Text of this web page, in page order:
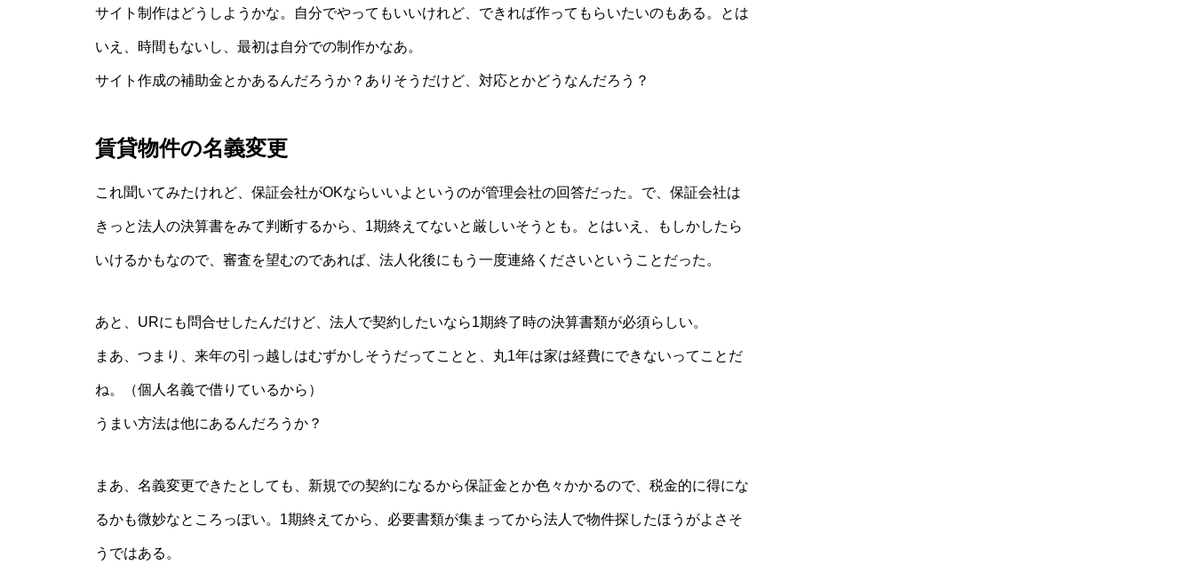
サイト制作はどうしようかな。自分でやってもいいけれど、できれば作ってもらいたいのもある。とは
いえ、時間もないし、最初は自分での制作かなあ。
サイト作成の補助金とかあるんだろうか？ありそうだけど、対応とかどうなんだろう？
賃貸物件の名義変更
これ聞いてみたけれど、保証会社がOKならいいよというのが管理会社の回答だった。で、保証会社は
きっと法人の決算書をみて判断するから、1期終えてないと厳しいそうとも。とはいえ、もしかしたら
いけるかもなので、審査を望むのであれば、法人化後にもう一度連絡くださいということだった。
あと、URにも問合せしたんだけど、法人で契約したいなら1期終了時の決算書類が必須らしい。
まあ、つまり、来年の引っ越しはむずかしそうだってことと、丸1年は家は経費にできないってことだ
ね。（個人名義で借りているから）
うまい方法は他にあるんだろうか？
まあ、名義変更できたとしても、新規での契約になるから保証金とか色々かかるので、税金的に得にな
るかも微妙なところっぽい。1期終えてから、必要書類が集まってから法人で物件探したほうがよさそ
うではある。